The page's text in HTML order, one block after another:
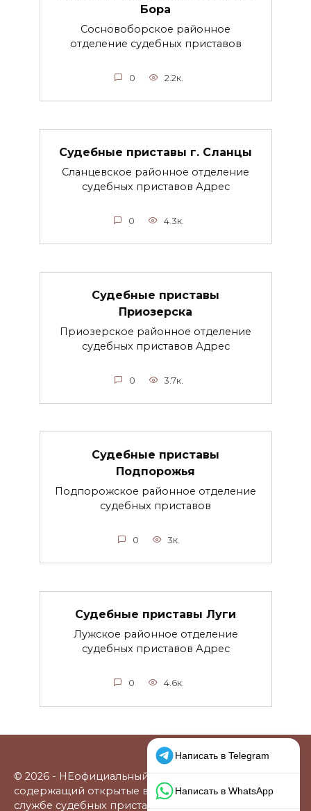
Бора
Сосновоборское районное
отделение судебных приставов
0 2.2к.
Судебные приставы г. Сланцы
Сланцевское районное отделение
судебных приставов Адрес
0 4.3к.
Судебные приставы
Приозерска
Приозерское районное отделение
судебных приставов Адрес
0 3.7к.
Судебные приставы
Подпорожья
Подпорожское районное отделение
судебных приставов
0 3к.
Судебные приставы Луги
Лужское районное отделение
судебных приставов Адрес
0 4.6к.
© 2026 - НЕофициальный информационный сайт,
содержащий открытые выверенные данные о
службе судебных приставов: официальные сайты,